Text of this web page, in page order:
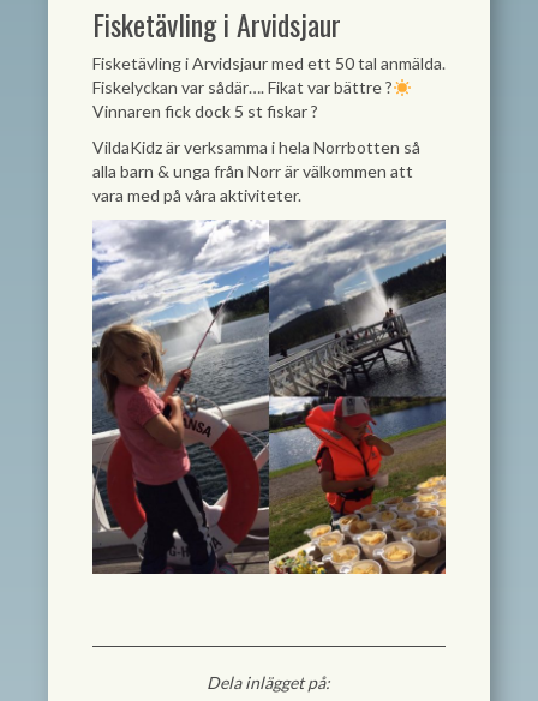
Fisketävling i Arvidsjaur
Fisketävling i Arvidsjaur med ett 50 tal anmälda.
Fiskelyckan var sådär…. Fikat var bättre?
Vinnaren fick dock 5 st fiskar?
VildaKidz är verksamma i hela Norrbotten så
alla barn & unga från Norr är välkommen att
vara med på våra aktiviteter.
Dela inlägget på: